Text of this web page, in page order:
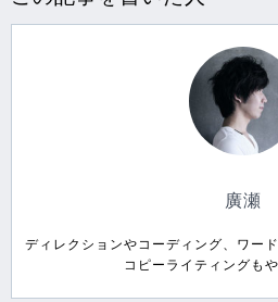
廣瀬
ディレクションやコーディング、ワー
コピーライティングも